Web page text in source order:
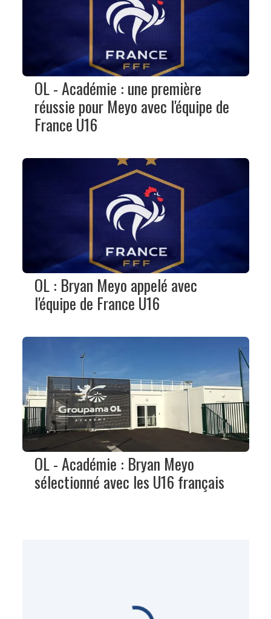
OL - Académie : une première
réussie pour Meyo avec l'équipe de
France U16
OL : Bryan Meyo appelé avec
l'équipe de France U16
OL - Académie : Bryan Meyo
sélectionné avec les U16 français